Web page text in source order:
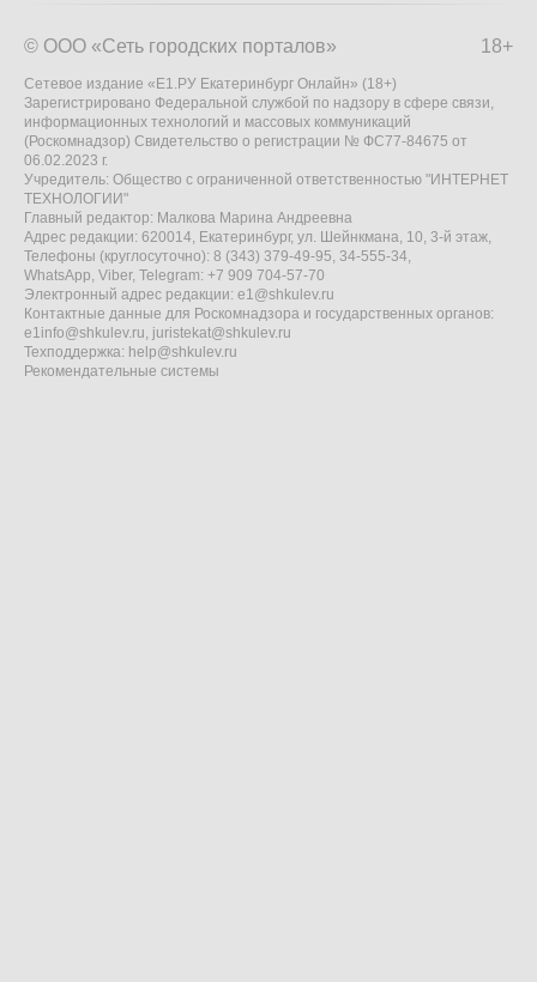
18+
© ООО «Сеть городских порталов»
Сетевое издание «Е1.РУ Екатеринбург Онлайн» (18+)
Зарегистрировано Федеральной службой по надзору в сфере связи,
информационных технологий и массовых коммуникаций
(Роскомнадзор) Свидетельство о регистрации № ФС77-84675 от
06.02.2023 г.
Учредитель: Общество с ограниченной ответственностью "ИНТЕРНЕТ
ТЕХНОЛОГИИ"
Главный редактор: Малкова Марина Андреевна
Адрес редакции: 620014, Екатеринбург, ул. Шейнкмана, 10, 3-й этаж,
Телефоны (круглосуточно): 8 (343) 379-49-95, 34-555-34,
WhatsApp, Viber, Telegram: +7 909 704-57-70
Электронный адрес редакции: e1@shkulev.ru
Контактные данные для Роскомнадзора и государственных органов:
e1info@shkulev.ru, juristekat@shkulev.ru
Техподдержка: help@shkulev.ru
Рекомендательные системы